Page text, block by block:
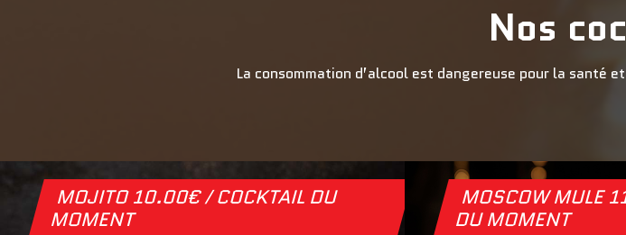
Nos
La consommation d’alcool est dangereuse pour la santé
MOJITO 10.00€ / COCKTAIL DU
MOMENT
MOSCOW MULE
DU MOMENT